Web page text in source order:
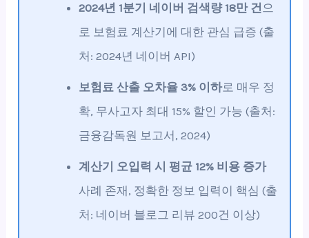
2024년 1분기 네이버 검색량 18만 건으
로 보험료 계산기에 대한 관심 급증 (출
처: 2024년 네이버 API)
보험료 산출 오차율 3% 이하로 매우 정
확, 무사고자 최대 15% 할인 가능 (출처:
금융감독원 보고서, 2024)
계산기 오입력 시 평균 12% 비용 증가
사례 존재, 정확한 정보 입력이 핵심 (출
처: 네이버 블로그 리뷰 200건 이상)